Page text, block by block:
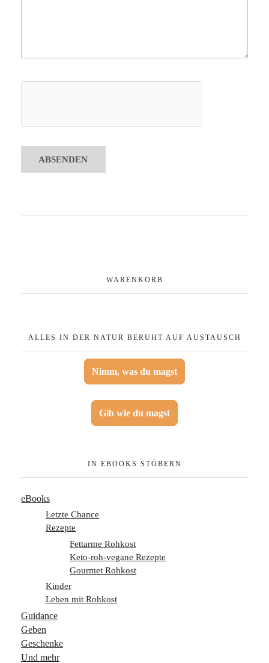
WARENKORB
ALLES IN DER NATUR BERUHT AUF AUSTAUSCH
Nimm, was du magst
Gib wie du magst
IN EBOOKS STÖBERN
eBooks
Letzte Chance
Rezepte
Fettarme Rohkost
Keto-roh-vegane Rezepte
Gourmet Rohkost
Kinder
Leben mit Rohkost
Guidance
Geben
Geschenke
Und mehr